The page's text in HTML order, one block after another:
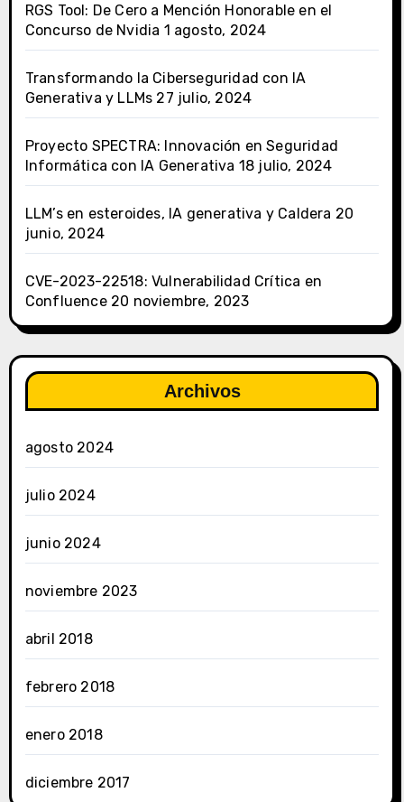
RGS Tool: De Cero a Mención Honorable en el
Concurso de Nvidia 1 agosto, 2024
Transformando la Ciberseguridad con IA
Generativa y LLMs 27 julio, 2024
Proyecto SPECTRA: Innovación en Seguridad
Informática con IA Generativa 18 julio, 2024
LLM’s en esteroides, IA generativa y Caldera 20
junio, 2024
CVE-2023-22518: Vulnerabilidad Crítica en
Confluence 20 noviembre, 2023
Archivos
agosto 2024
julio 2024
junio 2024
noviembre 2023
abril 2018
febrero 2018
enero 2018
diciembre 2017